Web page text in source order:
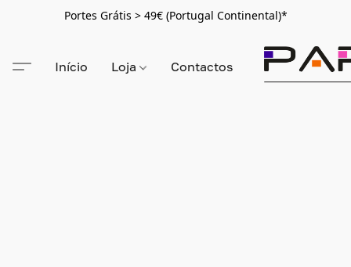
Portes Grátis > 49€ (Portugal Continental)*
Início Loja Contactos